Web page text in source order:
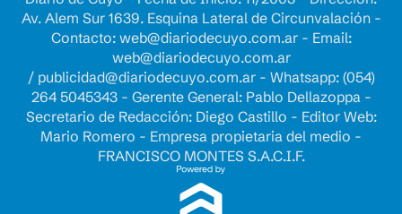
Av. Alem Sur 1639. Esquina Lateral de Circunvalación -
Contacto: web@diariodecuyo.com.ar- Email:
web@diariodecuyo.com.ar
/ publicidad@diariodecuyo.com.ar- Whatsapp: (054)
264 5045343 - Gerente General: Pablo Dellazoppa -
Secretario de Redacción: Diego Castillo - Editor Web:
Mario Romero - Empresa propietaria del medio -
FRANCISCO MONTES S.A.C.I.F.